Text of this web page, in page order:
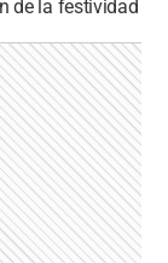
de la festividad